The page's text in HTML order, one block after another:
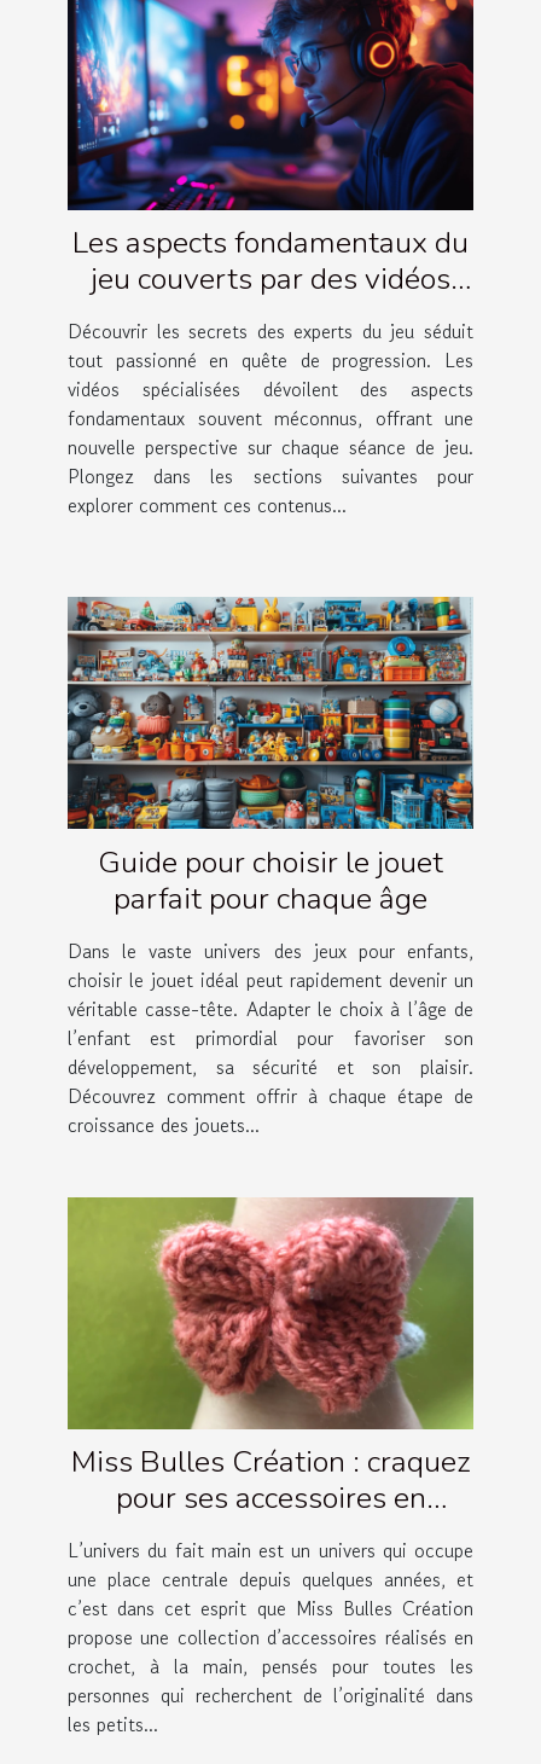
Les aspects fondamentaux du
jeu couverts par des vidéos
d'experts
Découvrir les secrets des experts du jeu séduit
tout passionné en quête de progression. Les
vidéos spécialisées dévoilent des aspects
fondamentaux souvent méconnus, offrant une
nouvelle perspective sur chaque séance de jeu.
Plongez dans les sections suivantes pour
explorer comment ces contenus...
Guide pour choisir le jouet
parfait pour chaque âge
Dans le vaste univers des jeux pour enfants,
choisir le jouet idéal peut rapidement devenir un
véritable casse-tête. Adapter le choix à l’âge de
l’enfant est primordial pour favoriser son
développement, sa sécurité et son plaisir.
Découvrez comment offrir à chaque étape de
croissance des jouets...
Miss Bulles Création : craquez
pour ses accessoires en
crochet artisanaux !
L’univers du fait main est un univers qui occupe
une place centrale depuis quelques années, et
c’est dans cet esprit que Miss Bulles Création
propose une collection d’accessoires réalisés en
crochet, à la main, pensés pour toutes les
personnes qui recherchent de l’originalité dans
les petits...